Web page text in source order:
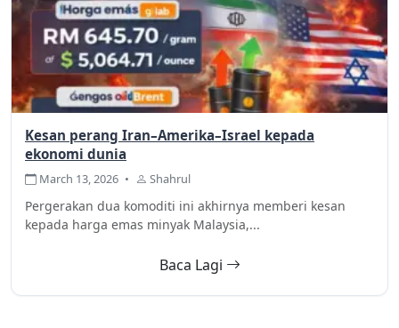
Kesan perang Iran–Amerika–Israel kepada
ekonomi dunia
March 13, 2026 • Shahrul
Pergerakan dua komoditi ini akhirnya memberi kesan
kepada harga emas minyak Malaysia,...
Baca Lagi